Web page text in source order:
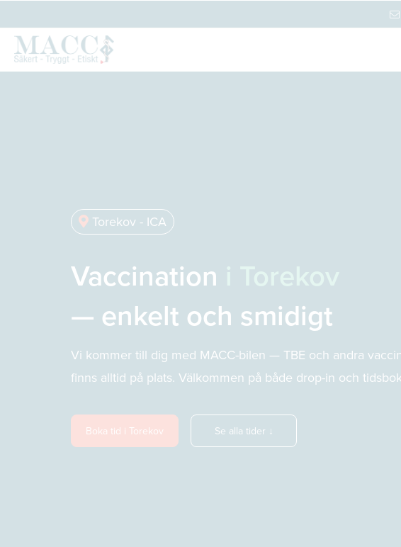
Torekov - ICA
Vaccination
— enkelt och smidigt
Vi kommer till dig med MACC-bilen — TBE och andra
finns alltid på plats. Välkommen på både drop-in och
Boka tid i Torekov Se alla tider ↓